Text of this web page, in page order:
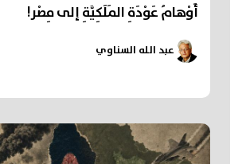
أَوْهامُ عَوْدَةِ المَلَكِيَّةِ إلى مِصْر!
عبد الله السناوي